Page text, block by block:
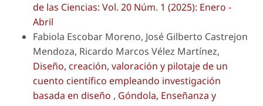
de las Ciencias: Vol. 20 Núm. 1 (2025): Enero -
Abril
Fabiola Escobar Moreno, José Gilberto Castrejon
Mendoza, Ricardo Marcos Vélez Martínez,
Diseño, creación, valoración y pilotaje de un
cuento científico empleando investigación
basada en diseño , Góndola, Enseñanza y